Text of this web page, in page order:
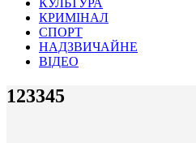
КРИМІНАЛ
СПОРТ
НАДЗВИЧАЙНЕ
ВІДЕО
123345